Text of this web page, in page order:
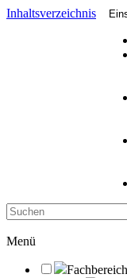
Inhaltsverzeichnis
Menü